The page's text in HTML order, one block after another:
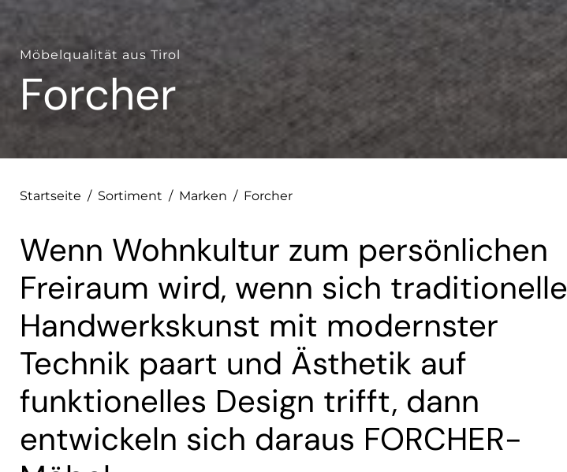
Möbelqualität aus Tirol
Forcher
Startseite / Sortiment / Marken / Forcher
Wenn Wohnkultur zum persönlichen
Freiraum wird, wenn sich traditionelle
Handwerkskunst mit modernster
Technik paart und Ästhetik auf
funktionelles Design trifft, dann
entwickeln sich daraus FORCHER-